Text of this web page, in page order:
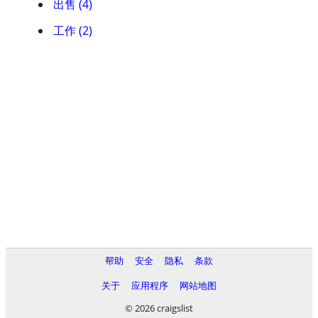
出售 (4)
工作 (2)
帮助 安全 隐私
条款
关于
应用程序
网站地图
© 2026 craigslist